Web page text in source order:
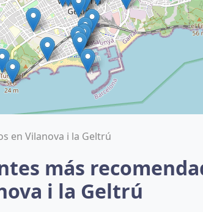
en Vilanova i la Geltrú
más
i la Geltrú